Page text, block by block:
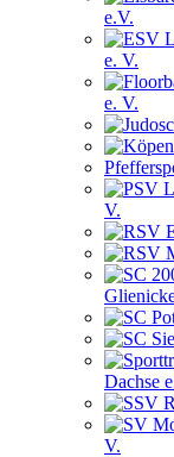
e.V.
e. V.
e. V.
V.
Dachse
V.